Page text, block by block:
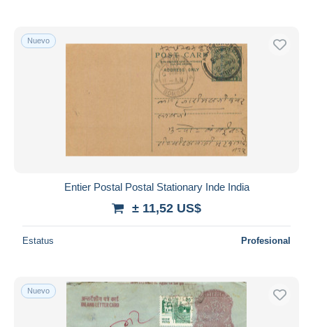
Nuevo
Entier Postal Postal Stationary Inde India
± 11,52 US$
Estatus Profesional
Nuevo